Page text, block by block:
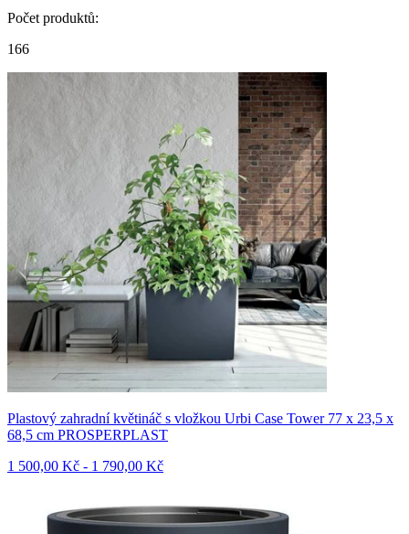
Počet produktů:
166
Plastový zahradní květináč s vložkou Urbi Case Tower 77 x 23,5 x
68,5 cm PROSPERPLAST
1 500,00 Kč - 1 790,00 Kč